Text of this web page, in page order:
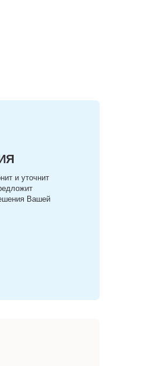
и уточнит
Вашей